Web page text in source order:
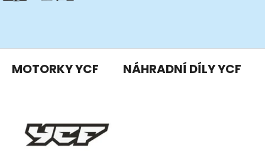
MOTORKY YCF NÁHRADNÍ DÍLY YCF